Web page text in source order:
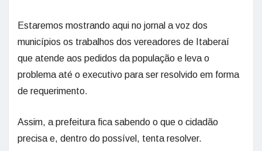
Estaremos mostrando aqui no jornal a voz dos
municípios os trabalhos dos vereadores de Itaberaí
que atende aos pedidos da população e leva o
problema até o executivo para ser resolvido em forma
de requerimento.
Assim, a prefeitura fica sabendo o que o cidadão
precisa e, dentro do possível, tenta resolver.